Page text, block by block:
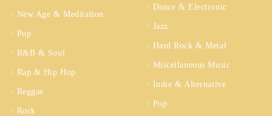
New Age & Meditation
Pop
R&B & Soul
Rap & Hip Hop
Reggae
Rock
Dance & Electronic
Jazz
Hard Rock & Metal
Miscellaneous Music
Indie & Alternative
Pop